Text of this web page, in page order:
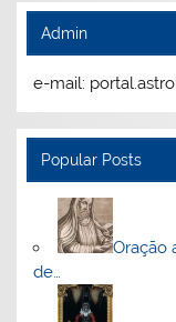
Admin
e-mail:
Popular Posts
Oração
de…